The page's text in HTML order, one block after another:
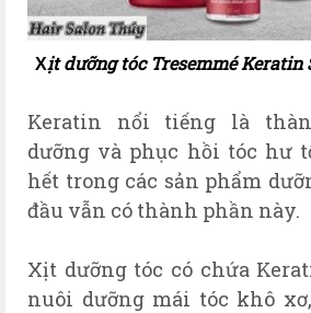
Xịt dưỡng tóc Tresemmé Keratin
Keratin nổi tiếng là
dưỡng và phục hồi tóc hư
hết trong các sản phẩm
đầu vẫn có thành phần này.
Xịt dưỡng tóc có chứa
nuôi dưỡng mái tóc khô